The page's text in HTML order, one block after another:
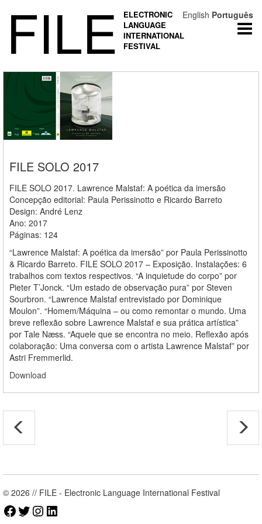
FILE
ELECTRONIC
LANGUAGE
INTERNATIONAL
FESTIVAL
FILE SOLO 2017
FILE SOLO 2017. Lawrence Malstaf: A poética da imersão
Concepção editorial: Paula Perissinotto e Ricardo Barreto
Design: André Lenz
Ano: 2017
Páginas: 124
“Lawrence Malstaf: A poética da imersão” por Paula Perissinotto
& Ricardo Barreto. FILE SOLO 2017 – Exposição. Instalações: 6
trabalhos com textos respectivos. “A inquietude do corpo” por
Pieter T’Jonck. “Um estado de observação pura” por Steven
Sourbron. “Lawrence Malstaf entrevistado por Dominique
Moulon”. “Homem/Máquina – ou como remontar o mundo. Uma
breve reflexão sobre Lawrence Malstaf e sua prática artística”
por Tale Næss. “Aquele que se encontra no meio. Reflexão após
colaboração: Uma conversa com o artista Lawrence Malstaf” por
Astri Fremmerlid.
Download
© 2026 // FILE - Electronic Language International Festival
Facebook
TwitterInstagram
English Português